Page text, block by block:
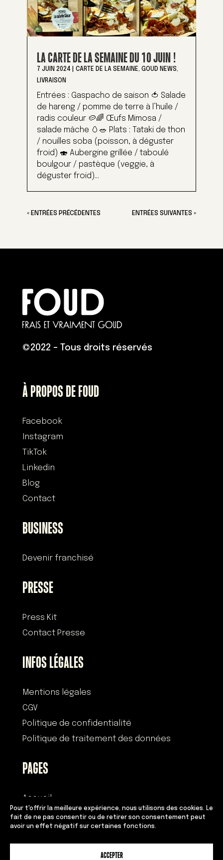
Pour t'offrir la meilleure expérience, nous utilisons des cookies. Le
fait de ne pas consentir ou de retirer son consentement peut
avoir un effet négatif sur certaines fonctions.
ACCEPTER
LA CARTE DE LA SEMAINE DU 10 JUIN !
7 JUIN 2024 CARTE DE LA SEMAINE, GOUD NEWS,
LIVRAISON
Entrées : Gaspacho de saison 🍅 Salade
de hareng / pomme de terre à l’huile /
radis couleur 🥔🌈 Œufs Mimosa /
salade mâche 🥚🥗 Plats : Tataki de thon
/ nouilles soba (poisson, à déguster
froid) 🍣 Aubergine grillée / taboulé
boulgour / pastèque (veggie, à
déguster froid)...
« ENTRÉES PRÉCÉDENTES ENTRÉES SUIVANTES »
©2022 – Tous droits réservés
À PROPOS DE FOUD
Facebook
Instagram
TikTok
Linkedin
Blog
Contact
BUSINESS
Devenir franchisé
PRESSE
Press Kit
Contact Presse
INFOS LÉGALES
Mentions légales
CGV
Politique de confidentialité
Politique de traitement des données
PAGES
Accueil
Histoire
Devenir franchisé
Équipe